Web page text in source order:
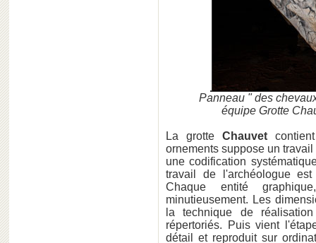
Panneau " des
équipe Grotte
La grotte Chauvet
ornements suppose un
une codification
travail de l'archéologue
Chaque entité
minutieusement. Les
la technique de
répertoriés. Puis vient
détail et reproduit sur